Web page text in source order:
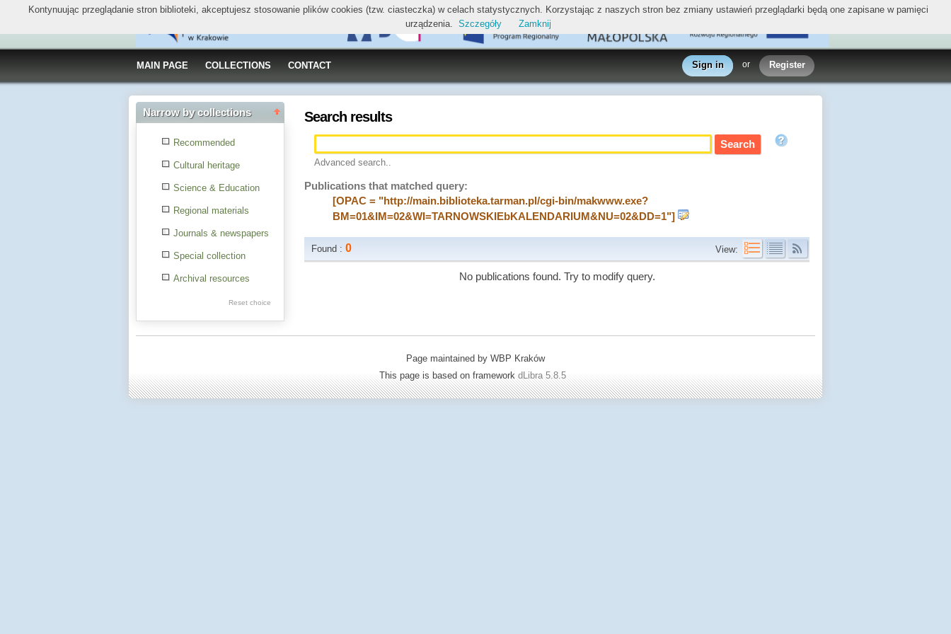
MAIN PAGE COLLECTIONS CONTACT Sign in or Register
Narrow by collections
Recommended
Cultural heritage
Science & Education
Regional materials
Journals & newspapers
Special collection
Archival resources
Reset choice
Search results
Advanced search..
Publications that matched query:
[OPAC = "http://main.biblioteka.tarman.pl/cgi-bin/makwww.exe?
BM=01&IM=02&WI=TARNOWSKIEbKALENDARIUM&NU=02&DD=1"]
Found :0 View:
No publications found. Try to modify query.
Page maintained by WBP Kraków
This page is based on framework dLibra 5.8.5
Kontynuując przeglądanie stron biblioteki, akceptujesz stosowanie plików cookies (tzw. ciasteczka) w celach statystycznych. Korzystając z naszych stron bez zmiany ustawień przeglądarki będą one zapisane w pamięci
urządzenia. Szczegóły Zamknij